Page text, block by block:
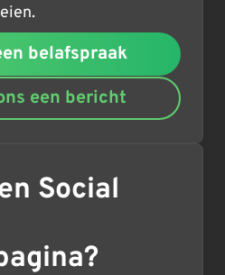
belafspraak
een bericht
Social